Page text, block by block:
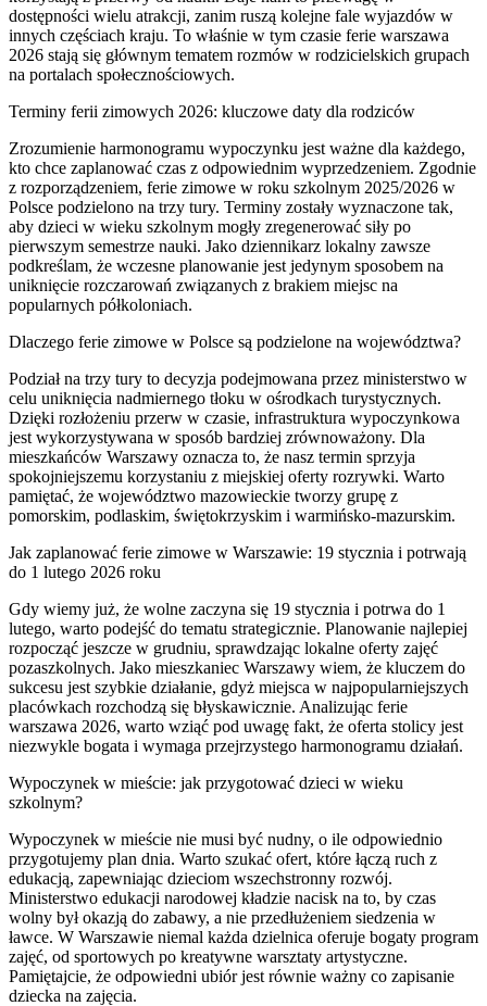
dostępności wielu atrakcji, zanim ruszą kolejne fale wyjazdów w
innych częściach kraju. To właśnie w tym czasie ferie warszawa
2026 stają się głównym tematem rozmów w rodzicielskich grupach
na portalach społecznościowych.
Terminy ferii zimowych 2026: kluczowe daty dla rodziców
Zrozumienie harmonogramu wypoczynku jest ważne dla każdego,
kto chce zaplanować czas z odpowiednim wyprzedzeniem. Zgodnie
z rozporządzeniem, ferie zimowe w roku szkolnym 2025/2026 w
Polsce podzielono na trzy tury. Terminy zostały wyznaczone tak,
aby dzieci w wieku szkolnym mogły zregenerować siły po
pierwszym semestrze nauki. Jako dziennikarz lokalny zawsze
podkreślam, że wczesne planowanie jest jedynym sposobem na
uniknięcie rozczarowań związanych z brakiem miejsc na
popularnych półkoloniach.
Dlaczego ferie zimowe w Polsce są podzielone na województwa?
Podział na trzy tury to decyzja podejmowana przez ministerstwo w
celu uniknięcia nadmiernego tłoku w ośrodkach turystycznych.
Dzięki rozłożeniu przerw w czasie, infrastruktura wypoczynkowa
jest wykorzystywana w sposób bardziej zrównoważony. Dla
mieszkańców Warszawy oznacza to, że nasz termin sprzyja
spokojniejszemu korzystaniu z miejskiej oferty rozrywki. Warto
pamiętać, że województwo mazowieckie tworzy grupę z
pomorskim, podlaskim, świętokrzyskim i warmińsko-mazurskim.
Jak zaplanować ferie zimowe w Warszawie: 19 stycznia i potrwają
do 1 lutego 2026 roku
Gdy wiemy już, że wolne zaczyna się 19 stycznia i potrwa do 1
lutego, warto podejść do tematu strategicznie. Planowanie najlepiej
rozpocząć jeszcze w grudniu, sprawdzając lokalne oferty zajęć
pozaszkolnych. Jako mieszkaniec Warszawy wiem, że kluczem do
sukcesu jest szybkie działanie, gdyż miejsca w najpopularniejszych
placówkach rozchodzą się błyskawicznie. Analizując ferie
warszawa 2026, warto wziąć pod uwagę fakt, że oferta stolicy jest
niezwykle bogata i wymaga przejrzystego harmonogramu działań.
Wypoczynek w mieście: jak przygotować dzieci w wieku
szkolnym?
Wypoczynek w mieście nie musi być nudny, o ile odpowiednio
przygotujemy plan dnia. Warto szukać ofert, które łączą ruch z
edukacją, zapewniając dzieciom wszechstronny rozwój.
Ministerstwo edukacji narodowej kładzie nacisk na to, by czas
wolny był okazją do zabawy, a nie przedłużeniem siedzenia w
ławce. W Warszawie niemal każda dzielnica oferuje bogaty program
zajęć, od sportowych po kreatywne warsztaty artystyczne.
Pamiętajcie, że odpowiedni ubiór jest równie ważny co zapisanie
dziecka na zajęcia.